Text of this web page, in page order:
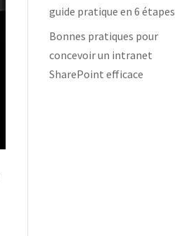
guide pratique en 6 étapes
Bonnes pratiques pour
concevoir un intranet
SharePoint efficace